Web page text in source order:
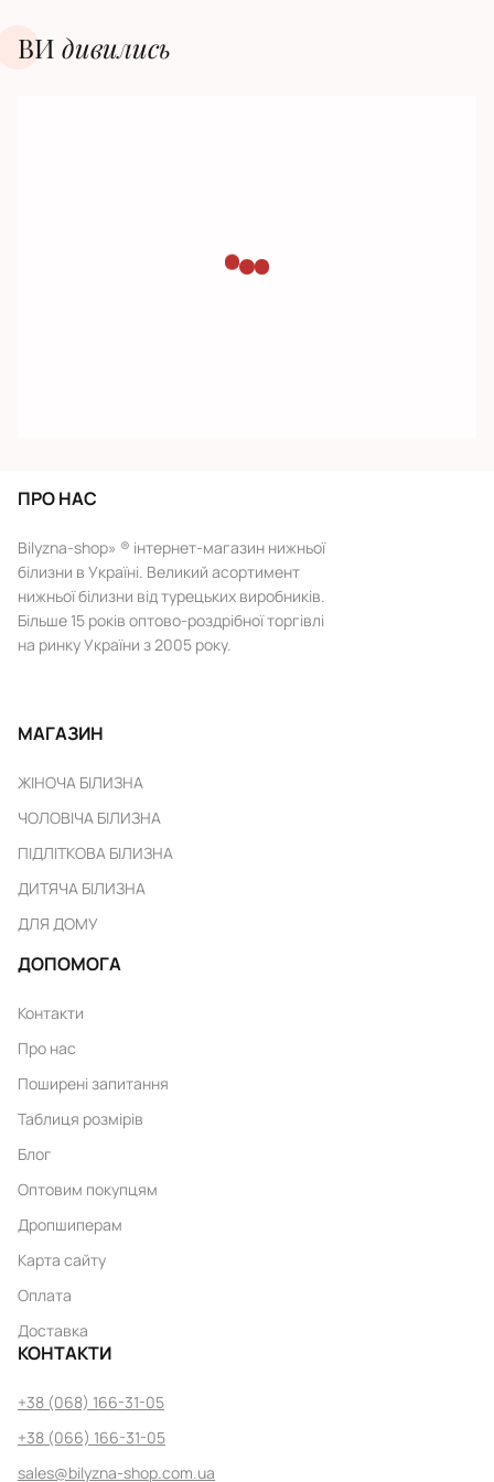
ВИ дивилиcь
ПРО НАС
Bilyzna-shop» ® інтернет-магазин нижньої
білизни в Україні. Великий асортимент
нижньої білизни від турецьких виробників.
Більше 15 років оптово-роздрібної торгівлі
на ринку України з 2005 року.
МАГАЗИН
ЖІНОЧА БІЛИЗНА
ЧОЛОВІЧА БІЛИЗНА
ПІДЛІТКОВА БІЛИЗНА
ДИТЯЧА БІЛИЗНА
ДЛЯ ДОМУ
ДОПОМОГА
Контакти
Про нас
Поширені запитання
Таблиця розмірів
Блог
Оптовим покупцям
Дропшиперам
Карта сайту
Оплата
Доставка
КОНТАКТИ
+38 (068) 166-31-05
+38 (066) 166-31-05
sales@bilyzna-shop.com.ua